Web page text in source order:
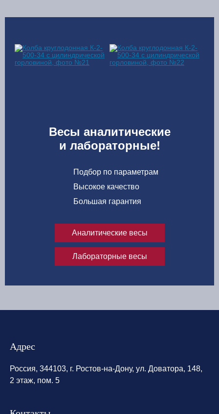
Весы аналитические
и лабораторные!
Подбор по параметрам
Высокое качество
Большая гарантия
Аналитические весы
Лабораторные весы
Адрес
Россия, 344103, г. Ростов-на-Дону, ул. Доватора, 148,
2 этаж, пом. 5